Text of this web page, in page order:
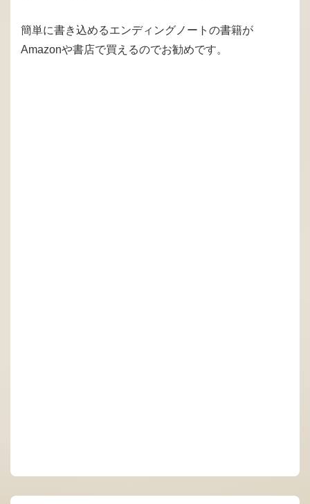
簡単に書き込めるエンディングノートの書籍が
Amazonや書店で買えるのでお勧めです。